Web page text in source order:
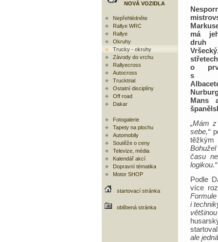
NOVÁ VOZIDLA
Nepřehlédněte
Rallye WRC
Rallye
Okruhy
Trucky - okruhy
Závody do vrchu
Rallyecross
Autocross
Trucktrial
Ostatní disciplíny
Off road
Dakar
Fotogalerie
Tapety na plochu
Automobily
Soutěže o ceny
Televize, média
Kalendář akcí
Dopravní tématika
Motor SHOP
startovací stránka
oblíbená stránka
má
o
s
Mans
„Mám
sebe,“
času
logikou.“
Podle
více
i
ale